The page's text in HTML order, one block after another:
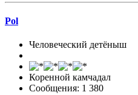
Pol
Человеческий детёныш
Коренной камчадал
Сообщения: 1 380